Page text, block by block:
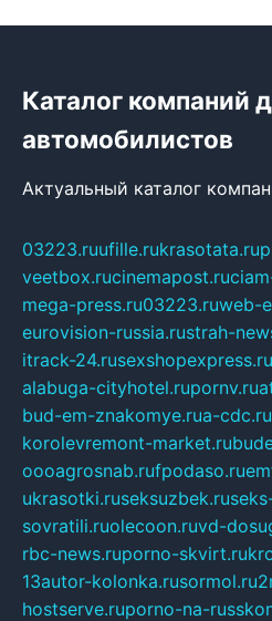
Каталог компаний
автомобилистов
Актуальный каталог
03223.ruufille.rukrasotata.ru
veetbox.rucinemapost.ru
mega-press.ru03223.ruweb-
eurovision-russia.rustrah-
itrack-24.rusexshopexpress.ru
alabuga-cityhotel.rupornv.ru
bud-em-znakomye.rua-cdc.ru
korolevremont-market.ru
oooagrosnab.rufpodaso.ru
ukrasotki.ruseksuzbek.ru
sovratili.ruolecoon.ruvd-
rbc-news.ruporno-skvirt.ru
13autor-kolonka.rusormol.ru
hostserve.ruporno-na-